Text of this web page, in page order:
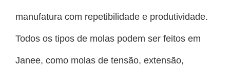
manufatura com repetibilidade e produtividade.
Todos os tipos de molas podem ser feitos em
Janee, como molas de tensão, extensão,